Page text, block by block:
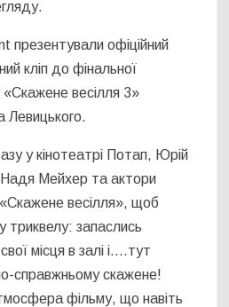
презентували офіційний
кліп до фінальної
«Скажене весілля 3»
у кінотеатрі Потап, Юрій
Мейхер та актори
«Скажене весілля», щоб
триквелу: запаслись
місця в залі і….тут
справжньому скажене!
фільму, що навіть